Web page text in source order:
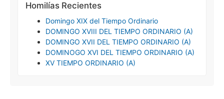
Homilías Recientes
Domingo XIX del Tiempo Ordinario
DOMINGO XVIII DEL TIEMPO ORDINARIO (A)
DOMINGO XVII DEL TIEMPO ORDINARIO (A)
DOMINOGO XVI DEL TIEMPO ORDINARIO (A)
XV TIEMPO ORDINARIO (A)